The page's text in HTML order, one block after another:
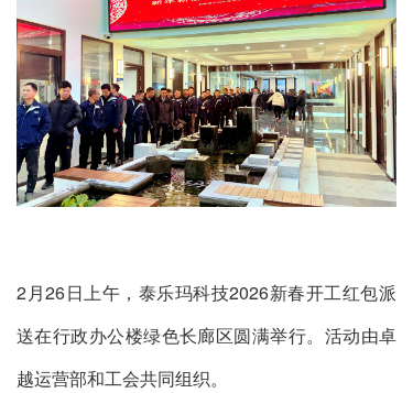
2月26日上午，泰乐玛科技2026新春开工红包派
送在行政办公楼绿色长廊区圆满举行。活动由卓
越运营部和工会共同组织。